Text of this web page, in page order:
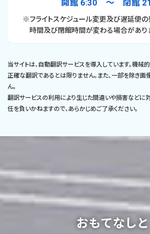
開館 6:30 〜 閉館
※フライトスケジュール変更及び遅延便
時間及び閉館時間が変わる場合があり
当サイトは、自動翻訳サービスを導入しています。機械
正確な翻訳であるとは限りません。また、一部を除き
ん。
翻訳サービスの利用により生じた間違いや損害などに
任を負いかねますので、あらかじめご了承ください。
おもてなしと